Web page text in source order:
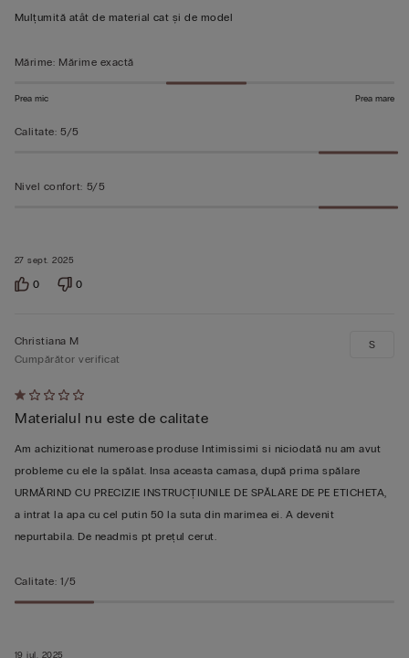
din
27 sept. 2025
Mulțumită atât de material cat și de model
Mărime: Mărime exactă
Prea mic Prea mare
Calitate: 5/5
Nivel confort: 5/5
0 0
Evaluat
1
din
5
19 iul. 2025
Christiana M
Cumpărător verificat
Materialul nu este de calitate
Am achizitionat numeroase produse Intimissimi si niciodată nu am avut
probleme cu ele la spălat. Insa aceasta camasa, după prima spălare
URMĂRIND CU PRECIZIE INSTRUCȚIUNILE DE SPĂLARE DE PE ETICHETA,
a intrat la apa cu cel putin 50 la suta din marimea ei. A devenit
nepurtabila. De neadmis pt prețul cerut.
S
Calitate: 1/5